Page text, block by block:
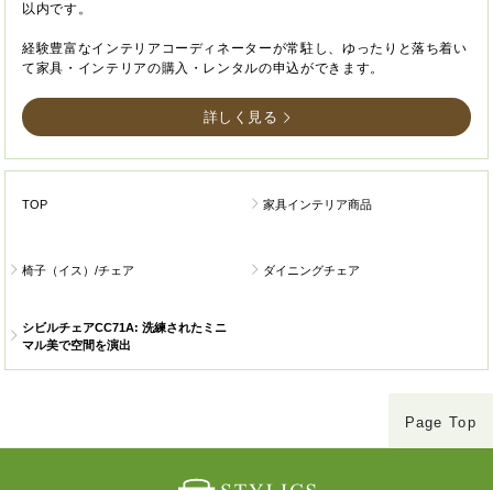
以内です。
経験豊富なインテリアコーディネーターが常駐し、ゆったりと落ち着い
て家具・インテリアの購入・レンタルの申込ができます。
詳しく見る
TOP 家具インテリア商品
椅子（イス）/チェア ダイニングチェア
シビルチェアCC71A: 洗練されたミニ
マル美で空間を演出
Page Top